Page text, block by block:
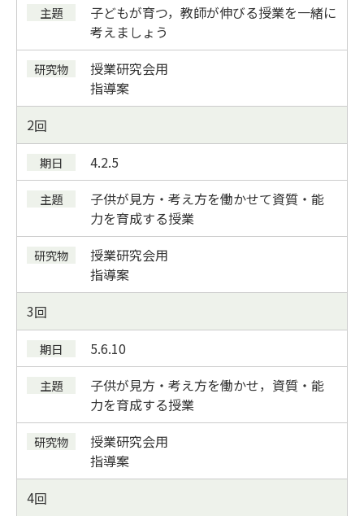
子どもが育つ，教師が伸びる授業を一緒に
考えましょう
授業研究会用
指導案
2
4.2.5
子供が見方・考え方を働かせて資質・能
力を育成する授業
授業研究会用
指導案
3
5.6.10
子供が見方・考え方を働かせ，資質・能
力を育成する授業
授業研究会用
指導案
4